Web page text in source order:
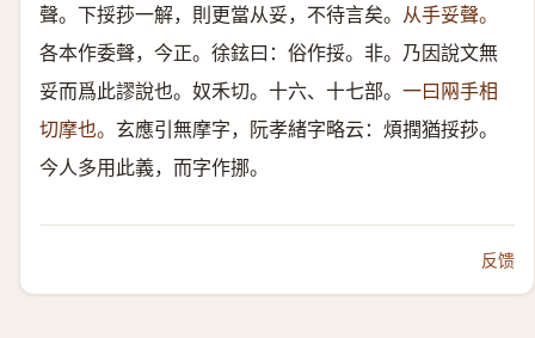
聲。下挼莏一解，則更當从妥，不待言矣。 从手妥聲。
各本作委聲，今正。徐鉉曰：俗作挼。非。乃因說文無
妥而爲此謬說也。奴禾切。十六、十七部。 一曰㒳手相
切摩也。 玄應引無摩字，阮孝緒字略云：煩撋猶挼莏。
今人多用此義，而字作挪。
反馈